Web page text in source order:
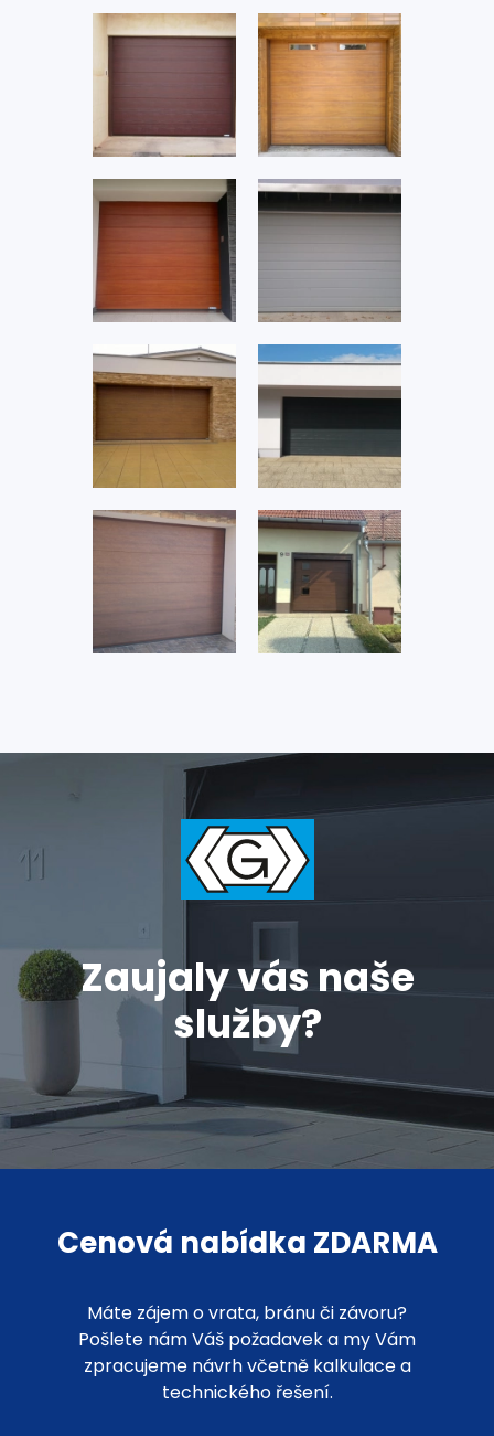
Zaujaly vás naše
služby?
Cenová nabídka ZDARMA
Máte zájem o vrata, bránu či závoru?
Pošlete nám Váš požadavek a my Vám
zpracujeme návrh včetně kalkulace a
technického řešení.